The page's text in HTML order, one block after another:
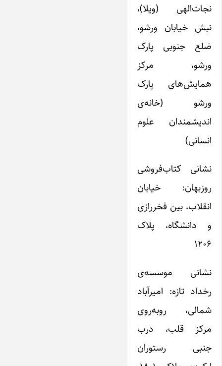
نجات‌‌الهی (ویلا)،
نبش خیابان ورشو،
ضلع جنوبی پارک
ورشو، مرکز
همایش‌های پارک
ورشو (خانه‌ی
اندیشمندان علوم
انسانی)
نشانی کتاب‌فروشی
روزبهان: خیابان
انقلاب، بین فخررازی
و دانشگاه، پلاک
۱۲۰۶
نشانی موسسه‌ی
رخداد تازه: امیرآباد
شمالی، روبه‌روی
مرکز قلب، درب
جنبی رستوران